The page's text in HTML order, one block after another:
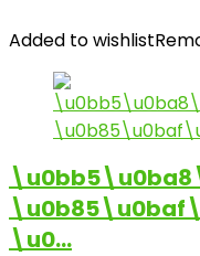
Added to wishlist
\u0…